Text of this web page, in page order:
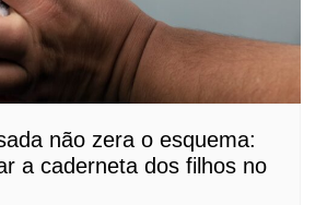
não zera o esquema:
a caderneta dos filhos no